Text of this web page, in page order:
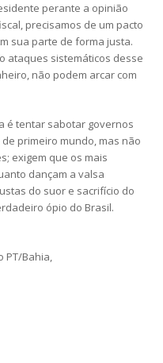
perante a opinião
precisamos de um pacto
sua parte de forma justa.
ataques sistemáticos desse
não podem arcar com
é tentar sabotar governos
primeiro mundo, mas não
exigem que os mais
dançam a valsa
do suor e sacrifício do
ópio do Brasil.
PT/Bahia,